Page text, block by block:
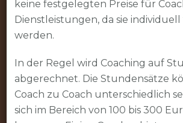
keine festgelegten Preise für
Dienstleistungen, da sie
werden.
In der Regel wird Coaching auf
abgerechnet. Die Stundensätze
Coach zu Coach unterschiedlich
sich im Bereich von 100 bis 300